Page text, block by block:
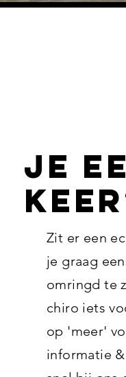
Je
Zit er een
je graag
omringd te
chiro iets
op 'meer'
informatie